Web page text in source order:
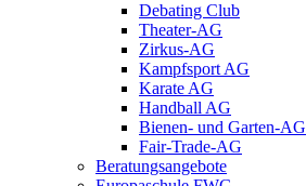
Debating Club
Theater-AG
Zirkus-AG
Kampfsport AG
Karate AG
Handball AG
Bienen- und Garten-AG
Fair-Trade-AG
Beratungsangebote